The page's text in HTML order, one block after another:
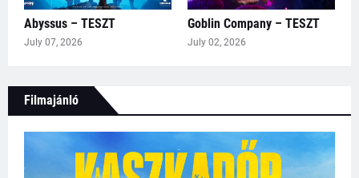
Abyssus – TESZT
July 07, 2026
Goblin Company – TESZT
July 02, 2026
Filmajánló